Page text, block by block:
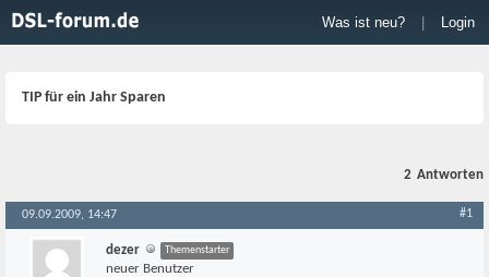
Was ist neu? Login
TIP für ein Jahr Sparen
2 Antworten
09.09.2009, 14:47 #1
dezer Themenstarter
neuer Benutzer